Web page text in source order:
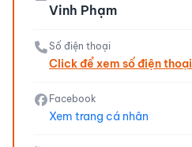
Vinh Phạm
Số điện thoại
Click để xem số điện thoại
Facebook
Xem trang cá nhân